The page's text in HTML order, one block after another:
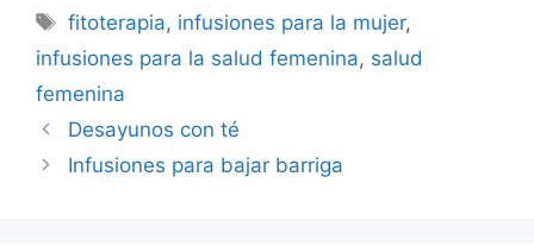
Tags
fitoterapia, infusiones para la mujer,
infusiones para la salud femenina, salud
femenina
Desayunos con té
Infusiones para bajar barriga